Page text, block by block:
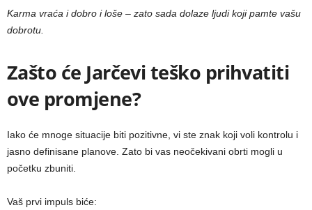
Karma vraća i dobro i loše – zato sada dolaze ljudi koji pamte vašu
dobrotu.
Zašto će Jarčevi teško prihvatiti
ove promjene?
Iako će mnoge situacije biti pozitivne, vi ste znak koji voli kontrolu i
jasno definisane planove. Zato bi vas neočekivani obrti mogli u
početku zbuniti.
Vaš prvi impuls biće: